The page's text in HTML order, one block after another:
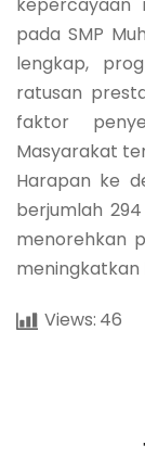
pada SMP
lengkap,
ratusan
faktor
Masyarakat
Harapan ke
berjumlah
menorehkan
meningkatkan
Views: 46